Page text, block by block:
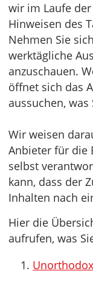
wir im Laufe
Hinweisen des
Nehmen Sie
werktägliche
anzuschauen.
öffnet sich das
aussuchen, was
Wir weisen
Anbieter für die
selbst
kann, dass der
Inhalten nach
Hier die
aufrufen, was